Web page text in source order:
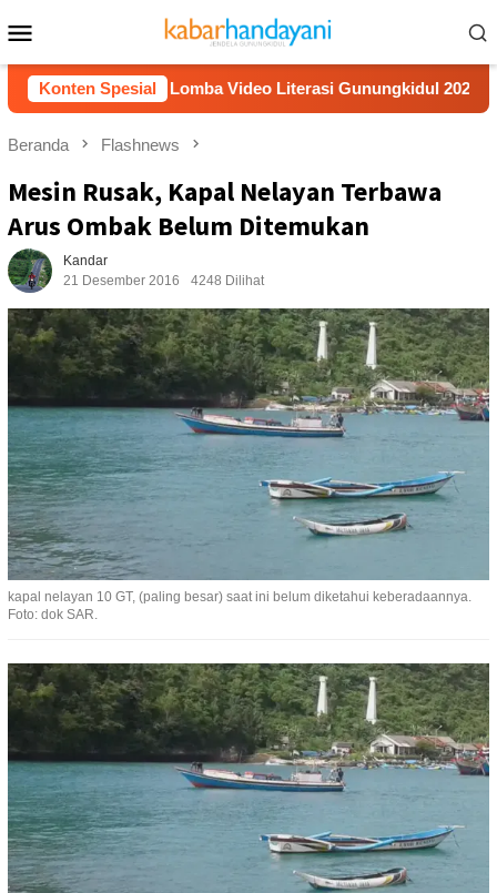
ke
kontenMobile
Konten Spesial
Juara 1 Lomba Video Literasi Gunungkidul 2026 Kerja
Beranda Flashnews
Mesin Rusak, Kapal Nelayan Terbawa
Arus Ombak Belum Ditemukan
Kandar
21 Desember 2016
4248 Dilihat
kapal nelayan 10 GT, (paling besar) saat ini belum diketahui keberadaannya.
Foto: dok SAR.